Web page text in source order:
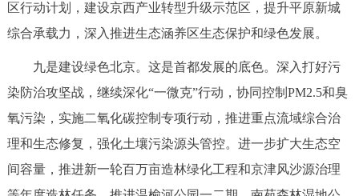
区行动计划，建设京西产业转型升级示范区，提升平原新城
综合承载力，深入推进生态涵养区生态保护和绿色发展。
九是建设绿色北京。这是首都发展的底色。深入打好污
染防治攻坚战，继续深化“一微克”行动，协同控制PM2.5和臭
氧污染，实施二氧化碳控制专项行动，推进重点流域综合治
理和生态修复，强化土壤污染源头管控。进一步扩大生态空
间容量，推进新一轮百万亩造林绿化工程和京津风沙源治理